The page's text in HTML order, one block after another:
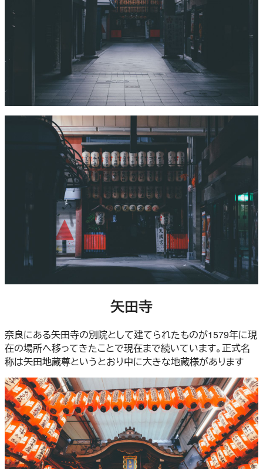
矢田寺
奈良にある矢田寺の別院として建てられたものが1579年に現
在の場所へ移ってきたことで現在まで続いています。正式名
称は矢田地蔵尊というとおり中に大きな地蔵様があります